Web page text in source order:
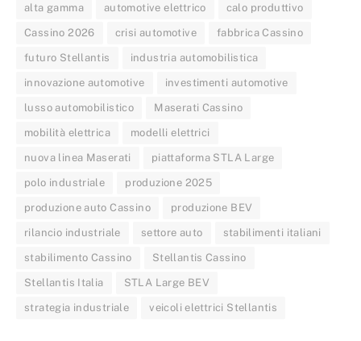
alta gamma automotive elettrico calo produttivo
Cassino 2026 crisi automotive fabbrica Cassino
futuro Stellantis industria automobilistica
innovazione automotive investimenti automotive
lusso automobilistico Maserati Cassino
mobilità elettrica modelli elettrici
nuova linea Maserati piattaforma STLA Large
polo industriale produzione 2025
produzione auto Cassino produzione BEV
rilancio industriale settore auto stabilimenti italiani
stabilimento Cassino Stellantis Cassino
Stellantis Italia STLA Large BEV
strategia industriale veicoli elettrici Stellantis